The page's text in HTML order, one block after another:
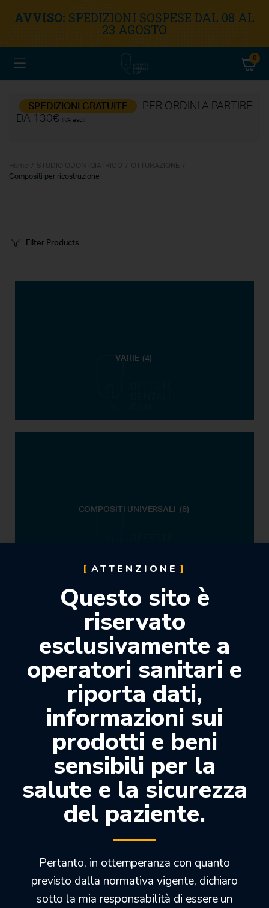
AVVISO: SPEDIZIONI SOSPESE DAL 08 AL
23 AGOSTO
0
SPEDIZIONI GRATUITE
PER ORDINI A PARTIRE
DA 130€
(IVA escl.)
Home STUDIO ODONTOIATRICO
OTTURAZIONE
Compositi per ricostruzione
Filter Products
VARIE (4)
COMPOSITI UNIVERSALI (8)
COMPOSITI FLOW
COMPOSITI PER POSTERIORI (1)
ATTENZIONE
Questo sito è
riservato
esclusivamente a
operatori sanitari e
riporta dati,
informazioni sui
prodotti e beni
sensibili per la
salute e la sicurezza
del paziente.
Pertanto, in ottemperanza con quanto
previsto dalla normativa vigente, dichiaro
sotto la mia responsabilità di essere un